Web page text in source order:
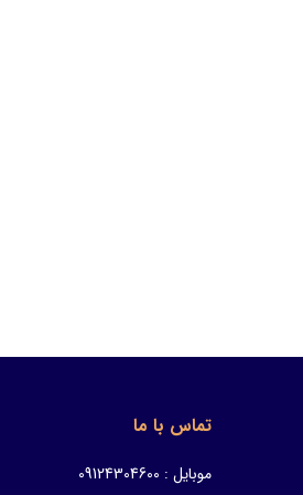
تماس با ما
موبایل : 09124304600